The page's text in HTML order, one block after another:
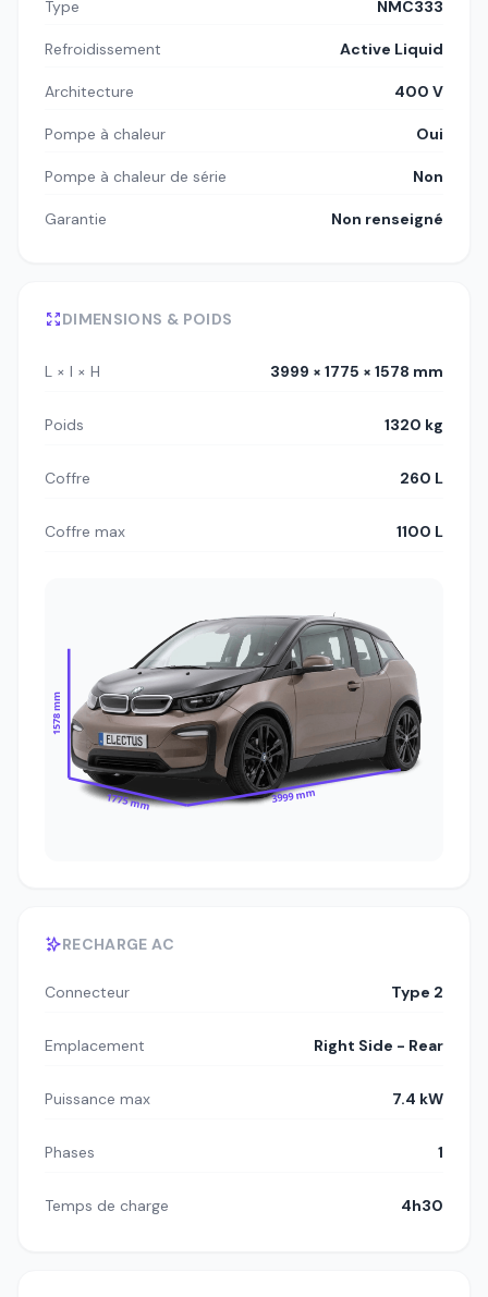
Type NMC333
Refroidissement Active Liquid
Architecture 400 V
Pompe à chaleur Oui
Pompe à chaleur de série Non
Garantie Non renseigné
DIMENSIONS & POIDS
L × l × H 3999 × 1775 × 1578 mm
Poids 1320 kg
Coffre 260 L
Coffre max 1100 L
1578 mm
1775 mm 3999 mm
RECHARGE AC
Connecteur Type 2
Emplacement Right Side - Rear
Puissance max 7.4 kW
Phases 1
Temps de charge 4h30